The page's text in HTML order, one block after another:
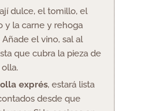
dulce, el tomillo, el
y la carne y rehoga
el vino, sal al
que cubra la pieza de
olla exprés, estará lista
desde que